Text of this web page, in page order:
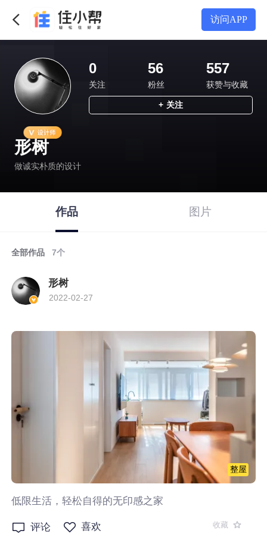
0
关注
56
粉丝
557
获赞与收藏
+ 关注
形树
做诚实朴质的设计
作品 图片
全部作品 7个
形树
2022-02-27
整屋
低限生活，轻松自得的无印感之家
评论 喜欢 收藏
访问APP